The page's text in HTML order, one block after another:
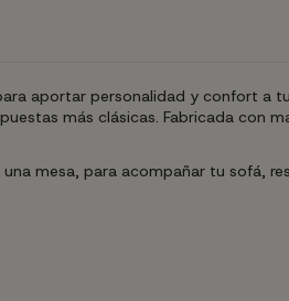
aportar personalidad y confort a
más clásicas. Fabricada con
mesa, para acompañar tu sofá,